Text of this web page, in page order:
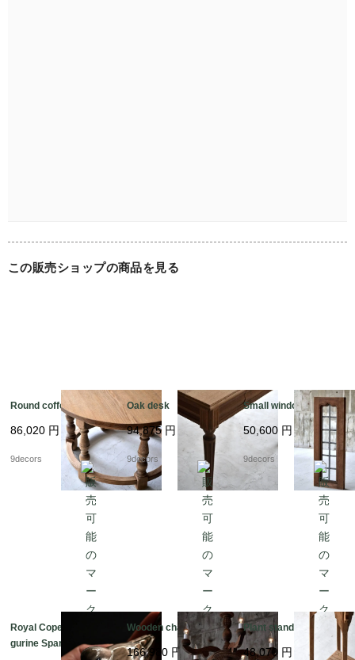
この販売ショップの商品を見る
Round coffee table
86,020 円
9decors
Oak desk
94,875 円
9decors
Small window
50,600 円
9decors
Royal Copenhagen Fi
gurine Sparrow No.18
Wooden chandelier
166,980 円
Plant stand
48,070 円